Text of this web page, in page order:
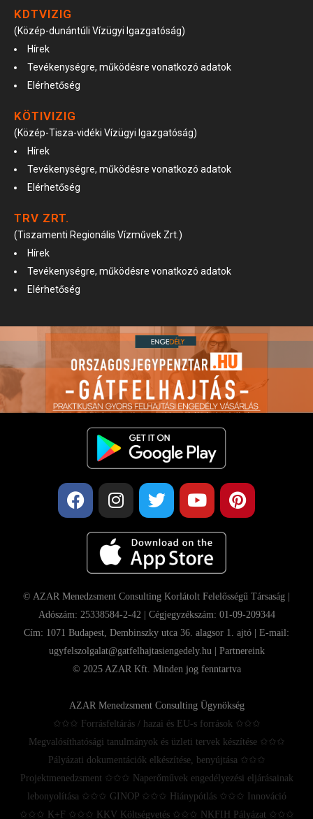
KDTVIZIG
(Közép-dunántúli Vízügyi Igazgatóság)
Hírek
Tevékenységre, működésre vonatkozó adatok
Elérhetőség
KÖTIVIZIG
(Közép-Tisza-vidéki Vízügyi Igazgatóság)
Hírek
Tevékenységre, működésre vonatkozó adatok
Elérhetőség
TRV ZRT.
(Tiszamenti Regionális Vízművek Zrt.)
Hírek
Tevékenységre, működésre vonatkozó adatok
Elérhetőség
© AZAR Menedzsment Consulting Korlátolt Felelősségű Társaság |
Adószám: 25338584-2-42 | Cégjegyzékszám: 01-09-209344
Cím: 1071 Budapest, Dembinszky utca 36. alagsor 1. ajtó | E-mail:
ugyfelszolgalat@gatfelhajtasiengedely.hu | Partnereink
© 2025 AZAR Kft. Minden jog fenntartva
AZAR Menedzsment Consulting Ügynökség
✩✩✩ Forrásfeltárás / hazai és EU-s források ✩✩✩
Megvalósíthatósági tanulmányok és üzleti tervek készítése ✩✩✩
Pályázati dokumentációk elkészítése, benyújtása ✩✩✩
Projektmenedzsment ✩✩✩ Naperőművek engedélyezési eljárásainak
lebonyolítása ✩✩✩ GINOP ✩✩✩ Hiánypótlás ✩✩✩ Innováció
✩✩✩ K+F ✩✩✩ KKV Költségvetés ✩✩✩ NKFIH Pályázat ✩✩✩